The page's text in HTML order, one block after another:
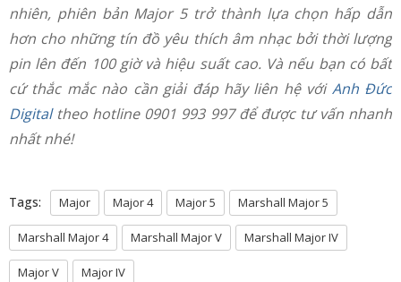
nhiên, phiên bản Major 5 trở thành lựa chọn hấp dẫn
hơn cho những tín đồ yêu thích âm nhạc bởi thời lượng
pin lên đến 100 giờ và hiệu suất cao. Và nếu bạn có bất
cứ thắc mắc nào cần giải đáp hãy liên hệ với Anh Đức
Digitaltheo hotline 0901 993 997 để được tư vấn nhanh
nhất nhé!
Tags: Major Major 4 Major 5 Marshall Major 5
Marshall Major 4 Marshall Major V Marshall Major IV
Major V Major IV